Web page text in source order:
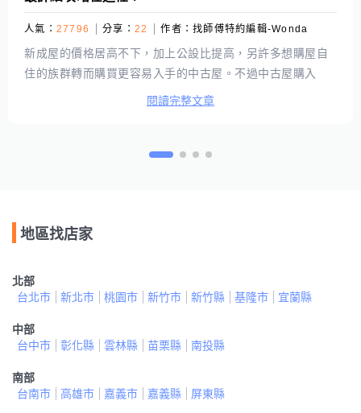
人氣： 27796 分享： 22 作者： 找師傅特約編輯-Wonda
新成屋的價格居高不下，加上公設比提高，另許多想購屋自
住的族群轉而購買更容易入手的中古屋。不過中古屋購入
後，仍需評估一筆預算作為翻新用，有許多初次購屋或裝修
必須評估的項目，以及各項目可能的費用範圍，希望能幫助
閱讀完整文章
地區找店家
北部
台北市
新北市 桃園市 新竹市 新竹縣 基隆市 宜蘭縣
中部
台中市
彰化縣 雲林縣 苗栗縣 南投縣
南部
台南市
高雄市 嘉義市 嘉義縣 屏東縣